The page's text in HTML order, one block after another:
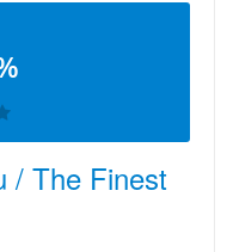
/ The Finest